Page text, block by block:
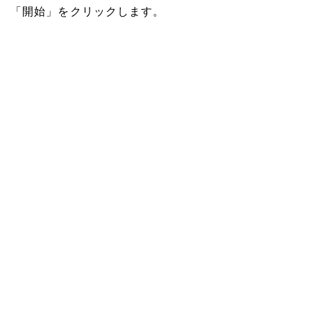
「開始」をクリックします。